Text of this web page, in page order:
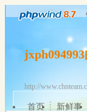
http://
首页 新鲜事